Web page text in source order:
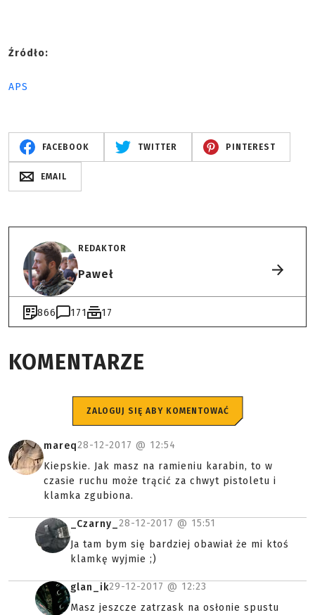
Źródło:
APS
FACEBOOK TWITTER PINTEREST
EMAIL
REDAKTOR
Paweł
866 171 17
KOMENTARZE
ZALOGUJ SIĘ ABY KOMENTOWAĆ
mareq28-12-2017 @ 12:54
Kiepskie. Jak masz na ramieniu karabin, to w
czasie ruchu może trącić za chwyt pistoletu i
klamka zgubiona.
_Czarny_ 28-12-2017 @ 15:51
Ja tam bym się bardziej obawiał że mi ktoś
klamkę wyjmie ;)
glan_ik29-12-2017 @ 12:23
Masz jeszcze zatrzask na osłonie spustu